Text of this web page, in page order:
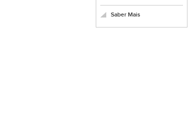
Saber Mais